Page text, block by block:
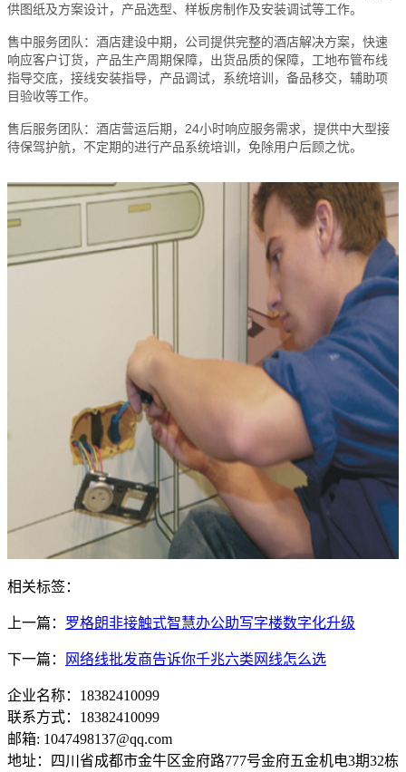
供图纸及方案设计，产品选型、样板房制作及安装调试等工作。
售中服务团队：酒店建设中期，公司提供完整的酒店解决方案，快速
响应客户订货，产品生产周期保障，出货品质的保障，工地布管布线
指导交底，接线安装指导，产品调试，系统培训，备品移交，辅助项
目验收等工作。
售后服务团队：酒店营运后期，24小时响应服务需求，提供中大型接
待保驾护航，不定期的进行产品系统培训，免除用户后顾之忧。
相关标签：
上一篇： 罗格朗非接触式智慧办公助写字楼数字化升级
下一篇： 网络线批发商告诉你千兆六类网线怎么选
企业名称：18382410099
联系方式：18382410099
邮箱: 1047498137@qq.com
地址：四川省成都市金牛区金府路777号金府五金机电3期32栋